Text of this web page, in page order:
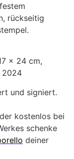
rückseitig
x 24 cm,
2024
und signiert.
kostenlos bei
schenke
deiner